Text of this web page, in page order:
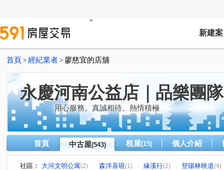
新建案
首頁 > 經紀業者 > 廖慈宜的店舖
永慶河南公益店｜品樂團隊
用心服務。真誠相待。熱情積極
首頁 中古屋(543) 租屋(15) 個人介紹
社區： 大河文明公寓(2) 森洋喜硯(1) 緣溪行(2) 登陽林映道(4)